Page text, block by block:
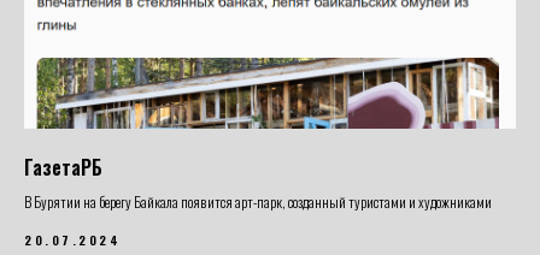
ГазетаРБ
В Бурятии на берегу Байкала появится арт-парк, созданный туристами и художниками
20.07.2024